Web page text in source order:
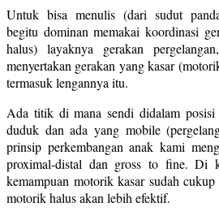
Untuk bisa menulis (dari sudut
begitu dominan memakai koordinasi
halus) layaknya gerakan
menyertakan gerakan yang kasar
termasuk lengannya itu.
Ada titik di mana sendi didalam posisi
duduk dan ada yang mobile
prinsip perkembangan anak kami
proximal-distal dan gross to fine. Di
kemampuan motorik kasar sudah
motorik halus akan lebih efektif.